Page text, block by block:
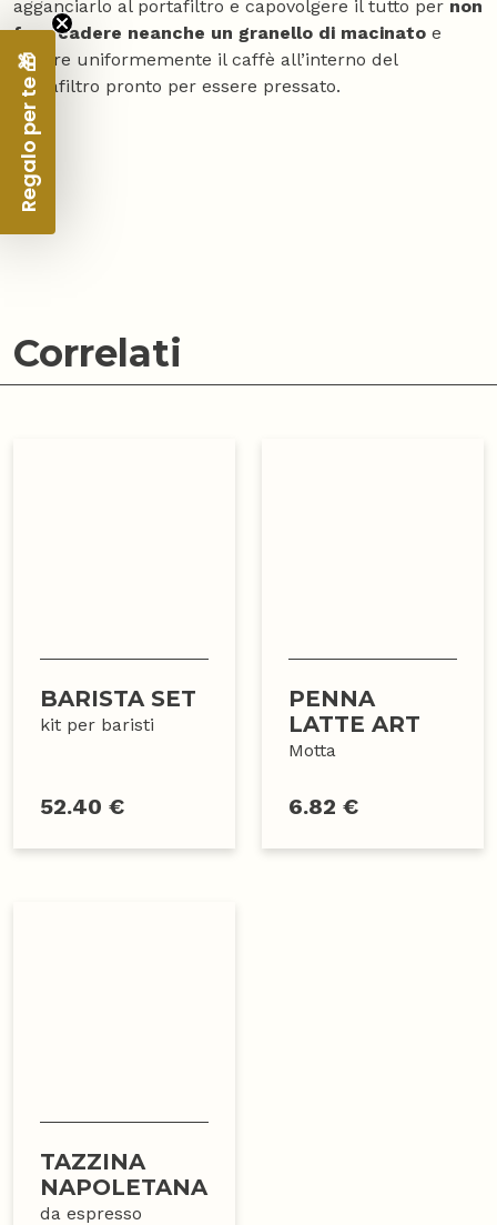
agganciarlo al portafiltro e capovolgere il tutto per non
fare cadere neanche un granello di macinato e
dosare uniformemente il caffè all’interno del
portafiltro pronto per essere pressato.
Correlati
BARISTA SET
kit per baristi
52.40 €
PENNA
LATTE ART
Motta
6.82 €
TAZZINA
NAPOLETANA
da espresso
Regalo per te 🎁